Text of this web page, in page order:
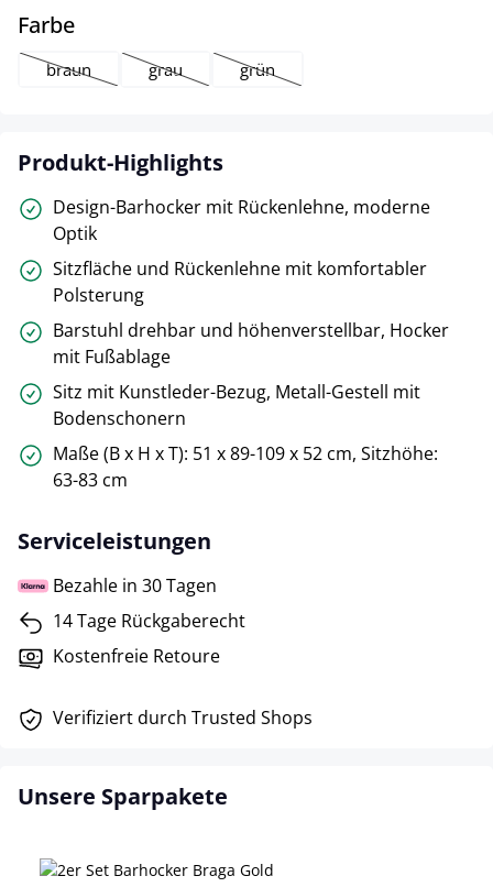
Farbeauswählen
braun
(This option is currently unavailable.)
grau
(This option is currently unavailable.)
grün
(This option is currently
Produkt-Highlights
Design-Barhocker mit Rückenlehne, moderne
Optik
Sitzfläche und Rückenlehne mit komfortabler
Polsterung
Barstuhl drehbar und höhenverstellbar, Hocker
mit Fußablage
Sitz mit Kunstleder-Bezug, Metall-Gestell mit
Bodenschonern
Maße (B x H x T): 51 x 89-109 x 52 cm, Sitzhöhe:
63-83 cm
Serviceleistungen
Bezahle in 30 Tagen
14 Tage Rückgaberecht
Kostenfreie Retoure
Verifiziert durch Trusted Shops
Unsere Sparpakete